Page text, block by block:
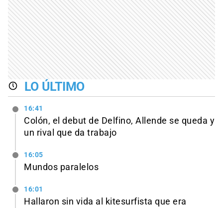
LO ÚLTIMO
16:41
Colón, el debut de Delfino, Allende se queda y
un rival que da trabajo
16:05
Mundos paralelos
16:01
Hallaron sin vida al kitesurfista que era